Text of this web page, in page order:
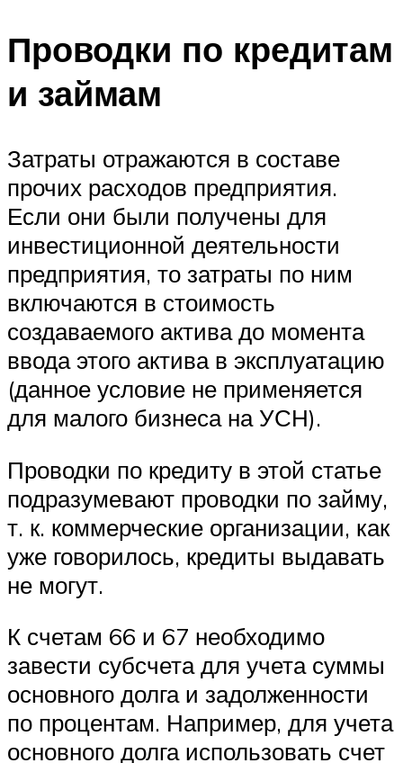
Проводки по кредитам
и займам
Затраты отражаются в составе
прочих расходов предприятия.
Если они были получены для
инвестиционной деятельности
предприятия, то затраты по ним
включаются в стоимость
создаваемого актива до момента
ввода этого актива в эксплуатацию
(данное условие не применяется
для малого бизнеса на УСН).
Проводки по кредиту в этой статье
подразумевают проводки по займу,
т. к. коммерческие организации, как
уже говорилось, кредиты выдавать
не могут.
К счетам 66 и 67 необходимо
завести субсчета для учета суммы
основного долга и задолженности
по процентам. Например, для учета
основного долга использовать счет